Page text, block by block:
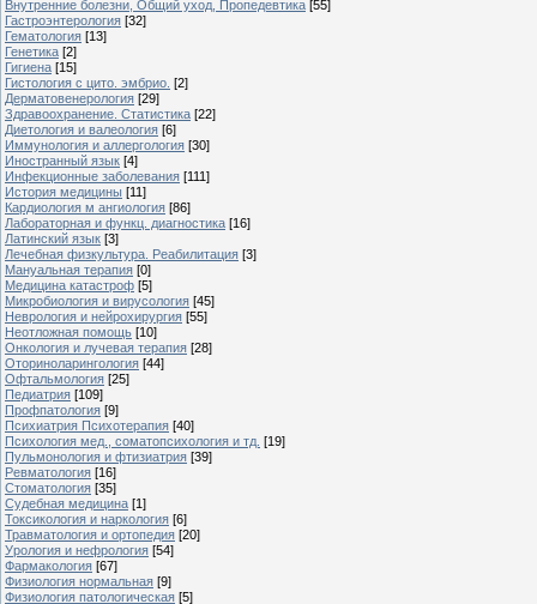
Внутренние болезни, Общий уход, Пропедевтика [55]
Гастроэнтерология [32]
Гематология [13]
Генетика [2]
Гигиена [15]
Гистология с цито. эмбрио. [2]
Дерматовенерология [29]
Здравоохранение. Статистика [22]
Диетология и валеология [6]
Иммунология и аллергология [30]
Иностранный язык [4]
Инфекционные заболевания [111]
История медицины [11]
Кардиология м ангиология [86]
Лабораторная и функц. диагностика [16]
Латинский язык [3]
Лечебная физкультура. Реабилитация [3]
Мануальная терапия [0]
Медицина катастроф [5]
Микробиология и вирусология [45]
Неврология и нейрохирургия [55]
Неотложная помощь [10]
Онкология и лучевая терапия [28]
Оториноларингология [44]
Офтальмология [25]
Педиатрия [109]
Профпатология [9]
Психиатрия Психотерапия [40]
Психология мед., соматопсихология и тд. [19]
Пульмонология и фтизиатрия [39]
Ревматология [16]
Стоматология [35]
Судебная медицина [1]
Токсикология и наркология [6]
Травматология и ортопедия [20]
Урология и нефрология [54]
Фармакология [67]
Физиология нормальная [9]
Физиология патологическая [5]